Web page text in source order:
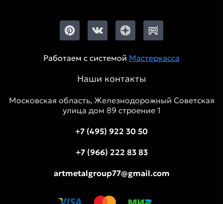
Работаем с системой Мастеркасса
Наши контакты
Московская область, Железнодорожный Советская
улица дом 89 строение 1
+7 (495) 922 30 50
+7 (966) 222 83 83
artmetalgroup77@gmail.com